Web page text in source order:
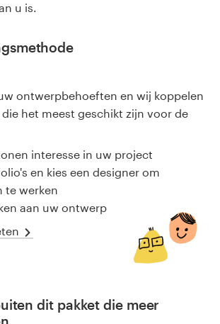
u is.
ontwerpbehoeften en wij koppelen
het meest geschikt zijn voor de
interesse in uw project
en kies een designer om
te werken
aan uw ontwerp
dit pakket die meer